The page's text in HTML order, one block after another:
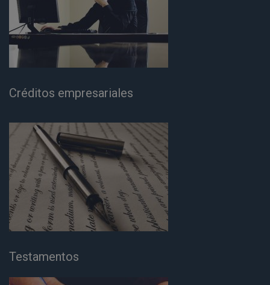
Créditos empresariales
Testamentos